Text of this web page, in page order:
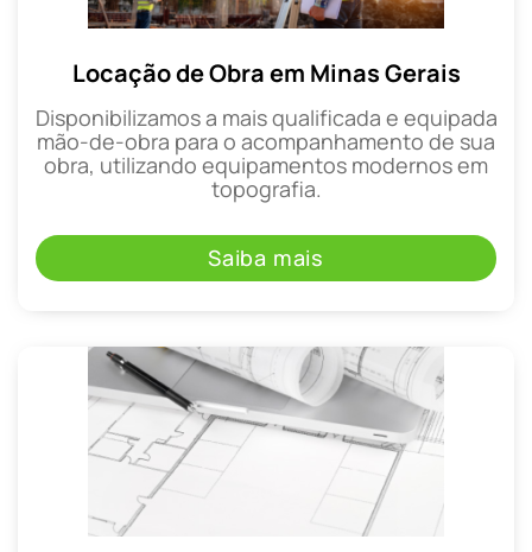
Locação de Obra em Minas Gerais
Disponibilizamos a mais qualificada e equipada
mão-de-obra para o acompanhamento de sua
obra, utilizando equipamentos modernos em
topografia.
Saiba mais